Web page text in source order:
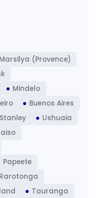
Marsilya (Provence)
Mindelo
Buenos Aires
Ushuaia
Papeete
Rarotonga
Tauranga